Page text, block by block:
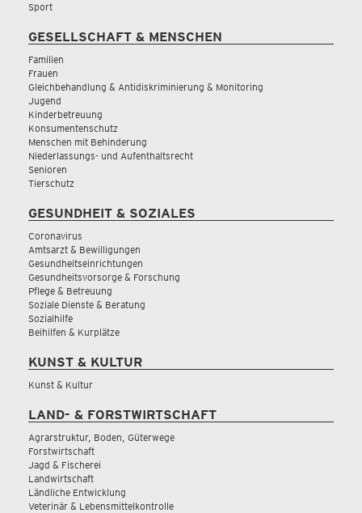
Sport
GESELLSCHAFT & MENSCHEN
Familien
Frauen
Gleichbehandlung & Antidiskriminierung & Monitoring
Jugend
Kinderbetreuung
Konsumentenschutz
Menschen mit Behinderung
Niederlassungs- und Aufenthaltsrecht
Senioren
Tierschutz
GESUNDHEIT & SOZIALES
Coronavirus
Amtsarzt & Bewilligungen
Gesundheitseinrichtungen
Gesundheitsvorsorge & Forschung
Pflege & Betreuung
Soziale Dienste & Beratung
Sozialhilfe
Beihilfen & Kurplätze
KUNST & KULTUR
Kunst & Kultur
LAND- & FORSTWIRTSCHAFT
Agrarstruktur, Boden, Güterwege
Forstwirtschaft
Jagd & Fischerei
Landwirtschaft
Ländliche Entwicklung
Veterinär & Lebensmittelkontrolle